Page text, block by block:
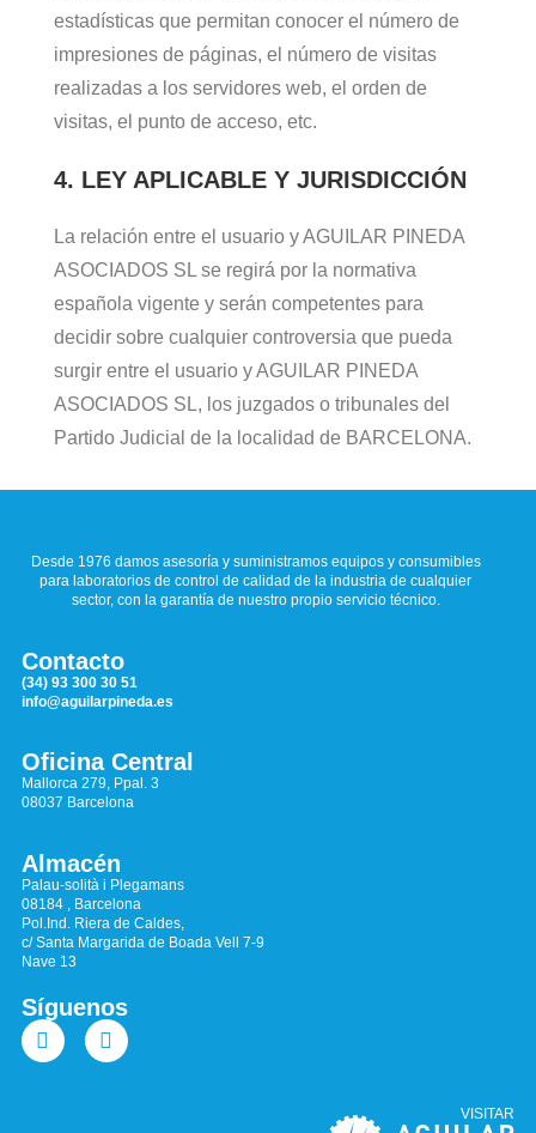
estadísticas que permitan conocer el número de
impresiones de páginas, el número de visitas
realizadas a los servidores web, el orden de
visitas, el punto de acceso, etc.
4. LEY APLICABLE Y JURISDICCIÓN
La relación entre el usuario y AGUILAR PINEDA
ASOCIADOS SL se regirá por la normativa
española vigente y serán competentes para
decidir sobre cualquier controversia que pueda
surgir entre el usuario y AGUILAR PINEDA
ASOCIADOS SL, los juzgados o tribunales del
Partido Judicial de la localidad de BARCELONA.
Desde 1976 damos asesoría y suministramos equipos y consumibles
para laboratorios de control de calidad de la industria de cualquier
sector, con la garantía de nuestro propio servicio técnico.
Contacto
(34) 93 300 30 51
info@aguilarpineda.es
Oficina Central
Mallorca 279, Ppal. 3
08037 Barcelona
Almacén
Palau-solità i Plegamans
08184 , Barcelona
Pol.Ind. Riera de Caldes,
c/ Santa Margarida de Boada Vell 7-9
Nave 13
Síguenos
VISITAR